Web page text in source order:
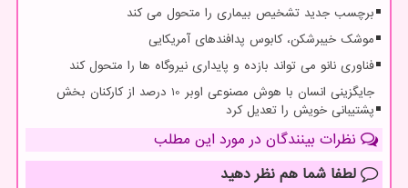
برچسب جدید تشخیص بیماری را متحول می کند
موشک خیبرشکن، کابوس پدافندهای آمریکایی
فناوری نانو می تواند بازده و پایداری نیروگاه ها را متحول کند
جایگزینی انسان با هوش مصنوعی اوبر 10 درصد از کارکنان بخش
پشتیبانی خویش را تعدیل کرد
نظرات بینندگان در مورد این مطلب
لطفا شما هم نظر دهید